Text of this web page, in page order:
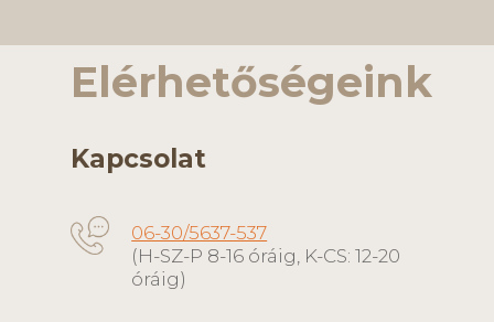
Elérhetőségeink
Kapcsolat
06-30/5637-537
(H-SZ-P 8-16 óráig, K-CS: 12-20
óráig)